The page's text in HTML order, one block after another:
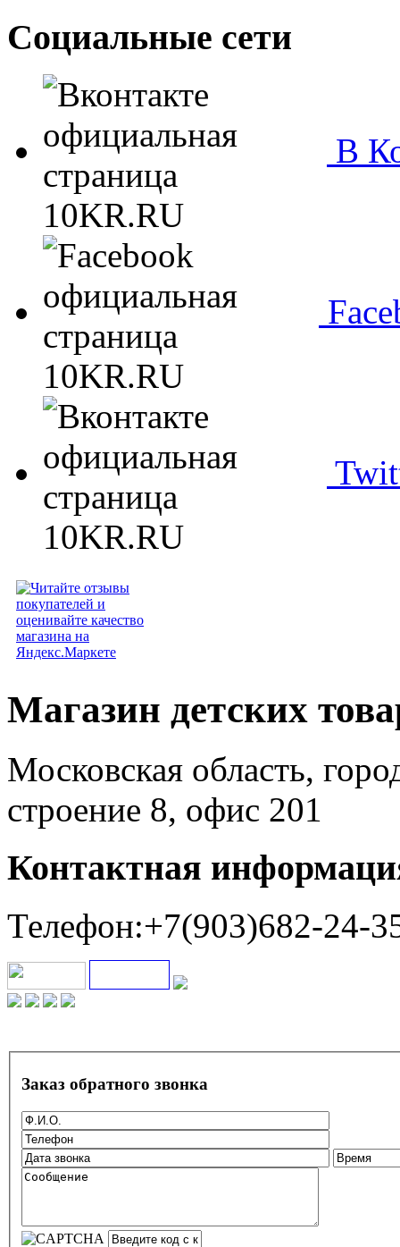
Социальные сети
В
Магазин детских
Московская область,
строение 8, офис 201
Контактная
Телефон:+7(903)682-24-
Заказ обратного звонка